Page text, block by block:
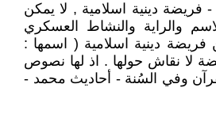
- فريضة دينية اسلامية , لا يمكن
والراية والنشاط العسكري
فريضة دينية اسلامية ( اسمها :
لا نقاش حولها . اذ لها نصوص
وفي السُنة - أحاديث محمد -